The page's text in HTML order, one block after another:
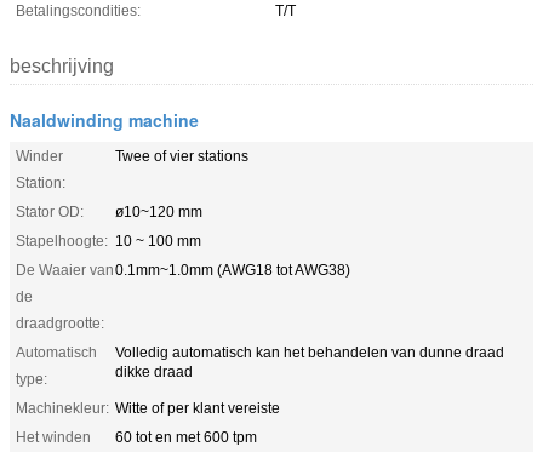
Betalingscondities:
T/T
beschrijving
Naaldwinding machine
Winder
Station:
Twee of vier stations
Stator OD:
ø10~120 mm
Stapelhoogte: 10 ~ 100 mm
De Waaier van
de
draadgrootte:
0.1mm~1.0mm (AWG18 tot AWG38)
Automatisch
type:
Volledig automatisch kan het behandelen van dunne draad
dikke draad
Machinekleur: Witte of per klant vereiste
Het winden
60 tot en met 600 tpm